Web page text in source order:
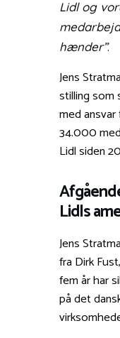
Lidl og
hænder”.
Jens
stilling som
med
34.000
Lidl siden
Lidls
Jens
fra Dirk
fem år har
på det